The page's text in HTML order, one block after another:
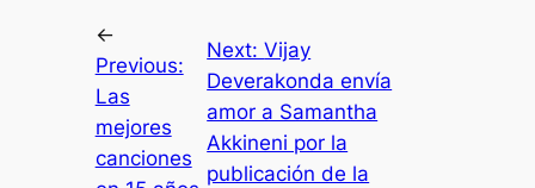
←
Previous:
Las
mejores
canciones
Next:Vijay
Deverakonda envía
amor a Samantha
Akkineni por la
publicación de la